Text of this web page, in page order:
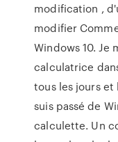
modification ,
modifier
Windows 10. Je
calculatrice
tous les jours et
suis passé de
calculette. Un